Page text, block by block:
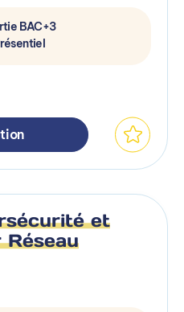
BAC+3
et